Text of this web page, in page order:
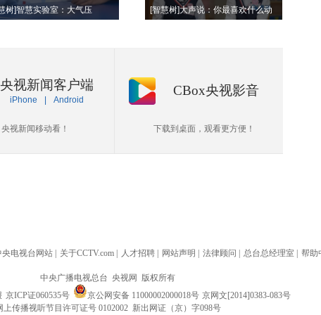
树]智慧实验室：大气压
[智慧树]大声说：你最喜欢什么动
央视新闻客户端
iPhone Android
央视新闻移动看！
CBox央视影音
下载到桌面，观看更方便！
央电视台网站 关于CCTV.com 人才招聘 网站声明 法律顾问 总台总经理室 帮助
中央广播电视总台 央视网 版权所有
京ICP证060535号 京公网安备 11000002000018号 京网文[2014]0383-083号
上传播视听节目许可证号 0102002 新出网证（京）字098号